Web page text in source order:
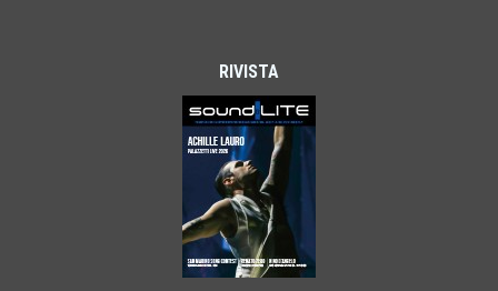
RIVISTA